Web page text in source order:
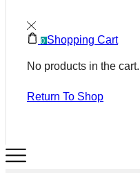
0 Shopping Cart
No products in the cart.
Return To Shop